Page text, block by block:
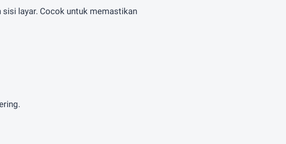
layar. Cocok untuk memastikan